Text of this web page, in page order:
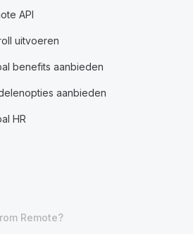
API
uitvoeren
benefits aanbieden
aanbieden
HR
Remote?